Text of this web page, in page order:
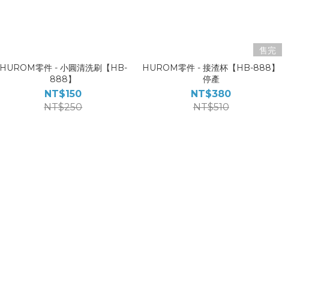
HUROM零件 - 小圓清洗刷【HB-
888】
NT$150
NT$250
售完
HUROM零件 - 接渣杯【HB-888】
停產
NT$380
NT$510